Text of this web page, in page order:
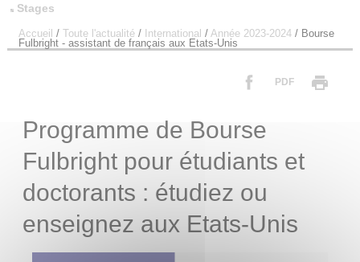
Stages
Accueil / Toute l'actualité/ International / Année 2023-2024/ Bourse
Fulbright - assistant de français aux Etats-Unis
PDF
Programme de Bourse
Fulbright pour étudiants et
doctorants : étudiez ou
enseignez aux Etats-Unis